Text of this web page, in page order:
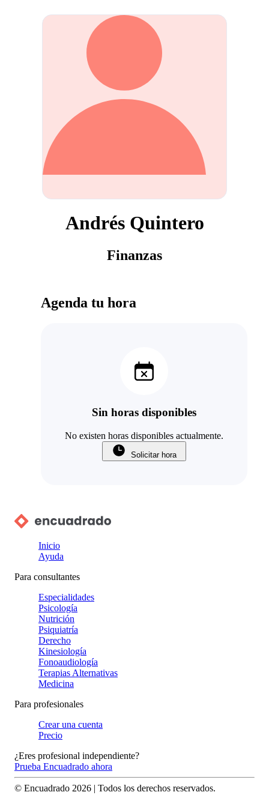
Andrés Quintero
Finanzas
Agenda tu hora
Sin horas disponibles
No existen horas disponibles actualmente.
Solicitar hora
Inicio
Ayuda
Para consultantes
Especialidades
Psicología
Nutrición
Psiquiatría
Derecho
Kinesiología
Fonoaudiología
Terapias Alternativas
Medicina
Para profesionales
Crear una cuenta
Precio
¿Eres profesional independiente?
Prueba Encuadrado ahora
© Encuadrado 2026 | Todos los derechos reservados.